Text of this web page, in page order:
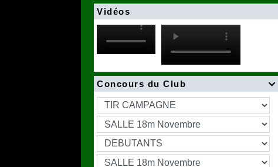
Vidéos

Concours du Club